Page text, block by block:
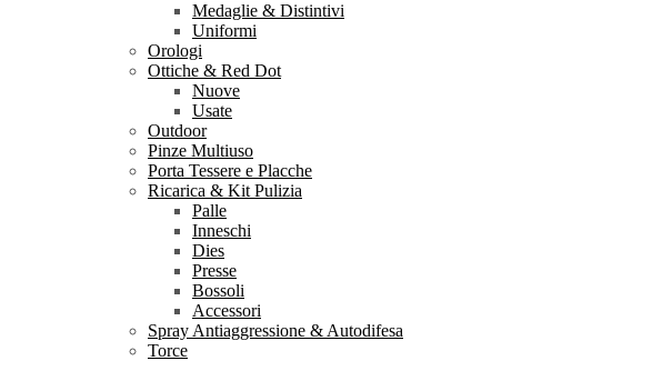
Medaglie & Distintivi
Uniformi
Orologi
Ottiche & Red Dot
Nuove
Usate
Outdoor
Pinze Multiuso
Porta Tessere e Placche
Ricarica & Kit Pulizia
Palle
Inneschi
Dies
Presse
Bossoli
Accessori
Spray Antiaggressione & Autodifesa
Torce